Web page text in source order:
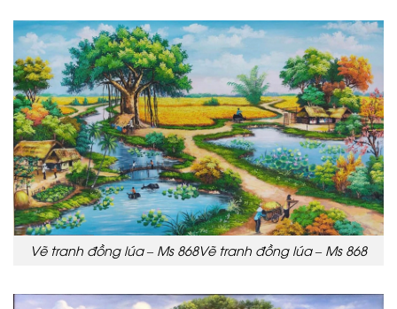
Vẽ tranh đồng lúa – Ms 868Vẽ tranh đồng lúa – Ms 868